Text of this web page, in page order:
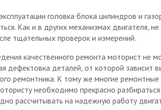
головка блока цилиндров и
Как и в других механизмах двигателя,
тщательных проверок и измерений.
качественного ремонта моторист не
дефектовка деталей, от которой зависит
ремонтника. К тому же многие
необходимо прекрасно
рассчитывать на надежную работу